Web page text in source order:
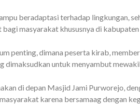
beradaptasi terhadap lingkungan,
masyarakat khususnya di
penting, dimana peserta kirab,
dimaksudkan untuk menyambut
di depan Masjid Jami Purworejo,
karena bersamaag dengan